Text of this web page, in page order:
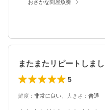
おさかな問屋魚奏
5
鮮度 ： 非常に良い 大きさ ： 普通